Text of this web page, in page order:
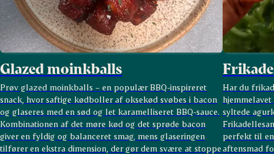
Glazed moinkballs
Prøv glazed moinkballs – en populær BBQ-inspireret
snack, hvor saftige kødboller af oksekød svøbes i bacon
og glaseres med en sød og let karamelliseret BBQ-sauce.
Kombinationen af det møre kød og det sprøde bacon
giver en fyldig og balanceret smag, mens glaseringen
tilfører en ekstra dimension, der gør dem svære at stoppe
Har du
syltede
perfekt til
aftensmad